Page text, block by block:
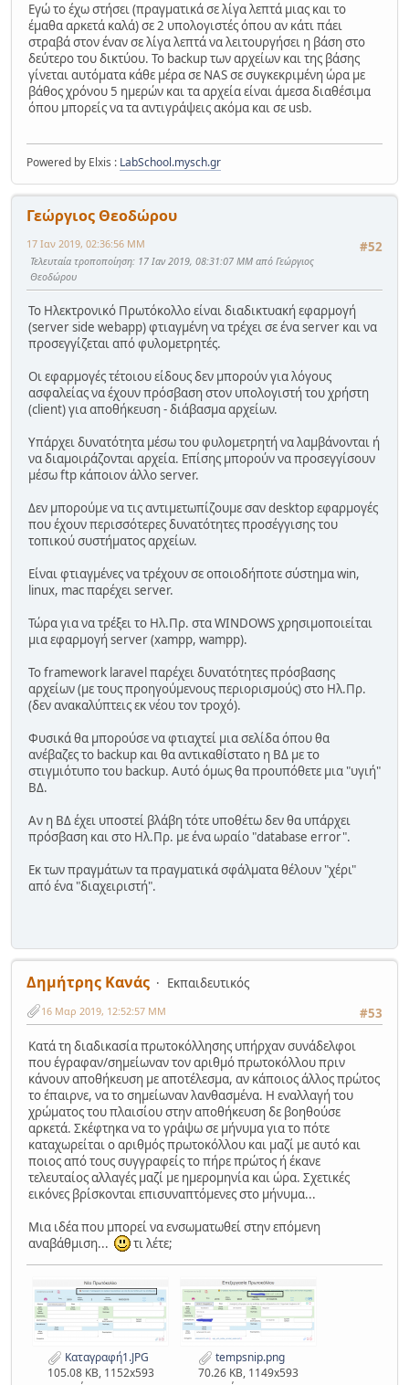
Εγώ το έχω στήσει (πραγματικά σε λίγα λεπτά μιας και το
έμαθα αρκετά καλά) σε 2 υπολογιστές όπου αν κάτι πάει
στραβά στον έναν σε λίγα λεπτά να λειτουργήσει η βάση στο
δεύτερο του δικτύου. Το backup των αρχείων και της βάσης
γίνεται αυτόματα κάθε μέρα σε NAS σε συγκεκριμένη ώρα με
βάθος χρόνου 5 ημερών και τα αρχεία είναι άμεσα διαθέσιμα
όπου μπορείς να τα αντιγράψεις ακόμα και σε usb.
Powered by Elxis : LabSchool.mysch.gr
Γεώργιος Θεοδώρου
#52
17 Ιαν 2019, 02:36:56 ΜΜ
Τελευταία τροποποίηση: 17 Ιαν 2019, 08:31:07 ΜΜ από Γεώργιος
Θεοδώρου
Το Ηλεκτρονικό Πρωτόκολλο είναι διαδικτυακή εφαρμογή
(server side webapp) φτιαγμένη να τρέχει σε ένα server και να
προσεγγίζεται από φυλομετρητές.
Οι εφαρμογές τέτοιου είδους δεν μπορούν για λόγους
ασφαλείας να έχουν πρόσβαση στον υπολογιστή του χρήστη
(client) για αποθήκευση - διάβασμα αρχείων.
Υπάρχει δυνατότητα μέσω του φυλομετρητή να λαμβάνονται ή
να διαμοιράζονται αρχεία. Επίσης μπορούν να προσεγγίσουν
μέσω ftp κάποιον άλλο server.
Δεν μπορούμε να τις αντιμετωπίζουμε σαν desktop εφαρμογές
που έχουν περισσότερες δυνατότητες προσέγγισης του
τοπικού συστήματος αρχείων.
Είναι φτιαγμένες να τρέχουν σε οποιοδήποτε σύστημα win,
linux, mac παρέχει server.
Τώρα για να τρέξει το Ηλ.Πρ. στα WINDOWS χρησιμοποιείται
μια εφαρμογή server (xampp, wampp).
Το framework laravel παρέχει δυνατότητες πρόσβασης
αρχείων (με τους προηγούμενους περιορισμούς) στο Ηλ.Πρ.
(δεν ανακαλύπτεις εκ νέου τον τροχό).
Φυσικά θα μπορούσε να φτιαχτεί μια σελίδα όπου θα
ανέβαζες το backup και θα αντικαθίστατο η ΒΔ με το
στιγμιότυπο του backup. Αυτό όμως θα προυπόθετε μια "υγιή"
ΒΔ.
Αν η ΒΔ έχει υποστεί βλάβη τότε υποθέτω δεν θα υπάρχει
πρόσβαση και στο Ηλ.Πρ. με ένα ωραίο "database error".
Εκ των πραγμάτων τα πραγματικά σφάλματα θέλουν "χέρι"
από ένα "διαχειριστή".
Δημήτρης Κανάς
Εκπαιδευτικός
#53
16 Μαρ 2019, 12:52:57 ΜΜ
Κατά τη διαδικασία πρωτοκόλλησης υπήρχαν συνάδελφοι
που έγραφαν/σημείωναν τον αριθμό πρωτοκόλλου πριν
κάνουν αποθήκευση με αποτέλεσμα, αν κάποιος άλλος πρώτος
το έπαιρνε, να το σημείωναν λανθασμένα. Η εναλλαγή του
χρώματος του πλαισίου στην αποθήκευση δε βοηθούσε
αρκετά. Σκέφτηκα να το γράψω σε μήνυμα για το πότε
καταχωρείται ο αριθμός πρωτοκόλλου και μαζί με αυτό και
ποιος από τους συγγραφείς το πήρε πρώτος ή έκανε
τελευταίος αλλαγές μαζί με ημερομηνία και ώρα. Σχετικές
εικόνες βρίσκονται επισυναπτόμενες στο μήνυμα...
Μια ιδέα που μπορεί να ενσωματωθεί στην επόμενη
αναβάθμιση...
τι λέτε;
Καταγραφή1.JPG
105.08 KB, 1152x593
tempsnip.png
70.26 KB, 1149x593